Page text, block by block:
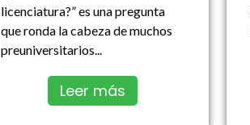
licenciatura?” es una pregunta
que ronda la cabeza de muchos
preuniversitarios...
Leer más